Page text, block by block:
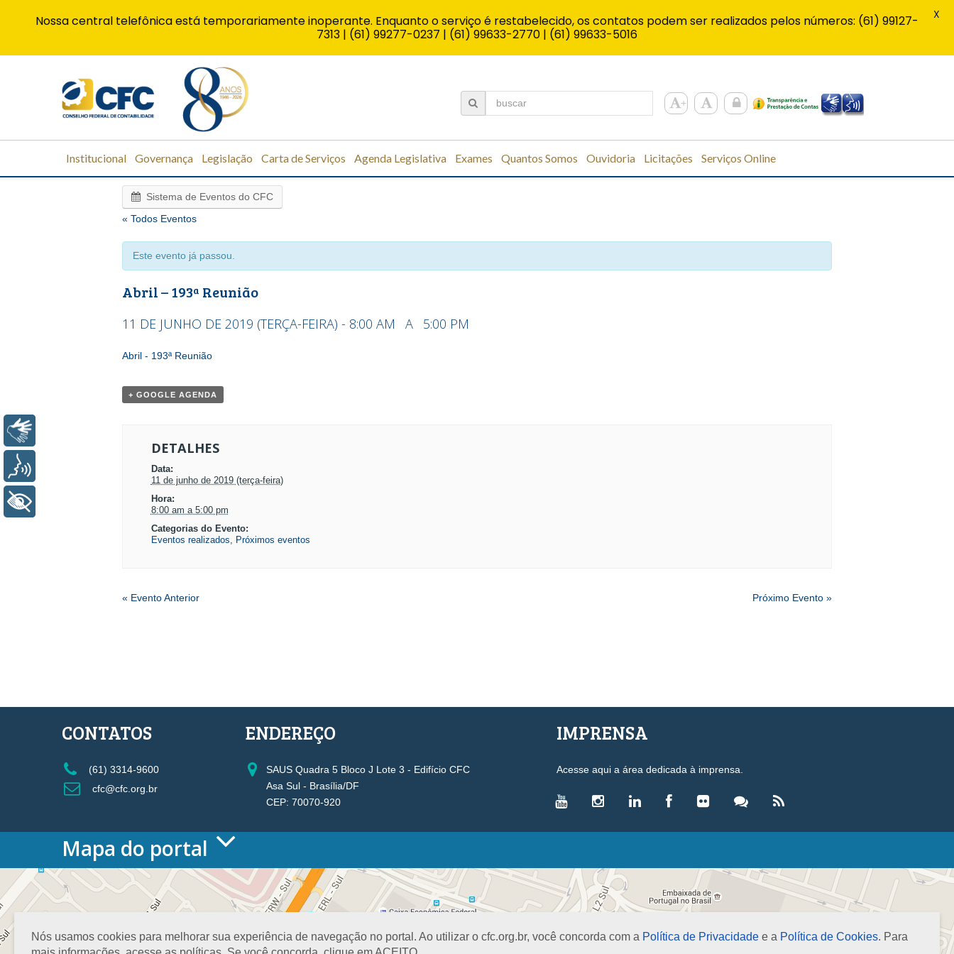
Institucional Governança Legislação Carta de Serviços Agenda Legislativa Exames Quantos Somos Ouvidoria Licitações Serviços Online
Sistema de Eventos do CFC
« Todos Eventos
Este evento já passou.
Abril – 193ª Reunião
11 DE JUNHO DE 2019 (TERÇA-FEIRA) - 8:00 AM A 5:00 PM
EVENTO
Abril - 193ª Reunião
+ GOOGLE AGENDA
DETALHES
Data:
11 de junho de 2019 (terça-feira)
Hora:
8:00 am a 5:00 pm
Categorias do Evento:
Eventos realizados
Próximos eventos
EVENTO
« Evento Anterior Próximo Evento »
Nós usamos cookies para melhorar sua experiência de navegação no portal. Ao utilizar o cfc.org.br, você concorda com a Política de Privacidade e a Política de Cookies. Para
CONTATOS
(61) 3314-9600
cfc@cfc.org.br
ENDEREÇO
SAUS Quadra 5 Bloco J Lote 3 - Edifício CFC
Asa Sul - Brasília/DF
CEP: 70070-920
IMPRENSA
Acesse aqui a área dedicada à imprensa.
Mapa do portal
HOME
O CONSELHO
Conselho Diretor
Planejamento
VICE-PRESIDÊNCIAS
Administrativa
Controle Interno
Governança e Gestão Estratégica
LEGISLAÇÃO
Decretos-Lei
Normas Brasileiras de Contabilidade
Nossa central telefônica está temporariamente inoperante. Enquanto o serviço é restabelecido, os contatos podem ser realizados pelos números: (61) 99127-
7313 | (61) 99277-0237 | (61) 99633-2770 | (61) 99633-5016
X